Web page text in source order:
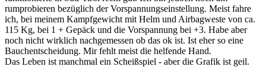
Bisher gefahren: Suzuki 600er Bandit, Kawasaki Er6F, Triumph
Street-Triple, KTM 1190 Adventure, Kawasaki Versys 1000SE
Nach oben
Tornanti